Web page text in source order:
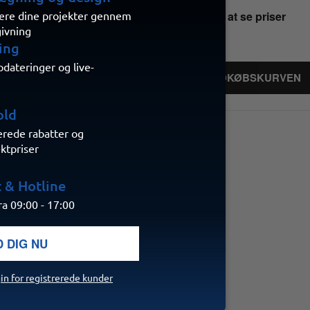
Registrer dig her for at se priser
I INDKØBSKURVEN
at købe,
du være en
dine projekter gennem
og live-
rabatter og
& Hotline
09:00 - 17:00
DIG NU
for registrerede kunder